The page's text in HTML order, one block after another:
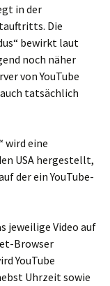
in der
Die
bewirkt laut
noch näher
von YouTube
tatsächlich
wird eine
USA hergestellt,
der ein YouTube-
jeweilige Video auf
Browser
YouTube
Uhrzeit sowie